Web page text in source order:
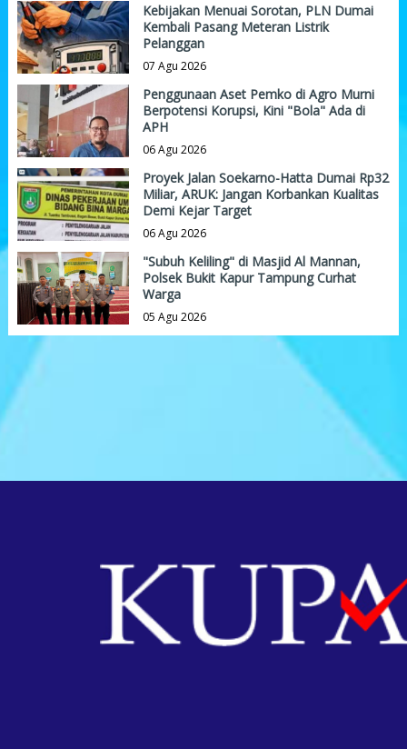
Kebijakan Menuai Sorotan, PLN Dumai
Kembali Pasang Meteran Listrik
Pelanggan
07 Agu 2026
Penggunaan Aset Pemko di Agro Murni
Berpotensi Korupsi, Kini "Bola" Ada di
APH
06 Agu 2026
Proyek Jalan Soekarno-Hatta Dumai Rp32
Miliar, ARUK: Jangan Korbankan Kualitas
Demi Kejar Target
06 Agu 2026
"Subuh Keliling" di Masjid Al Mannan,
Polsek Bukit Kapur Tampung Curhat
Warga
05 Agu 2026